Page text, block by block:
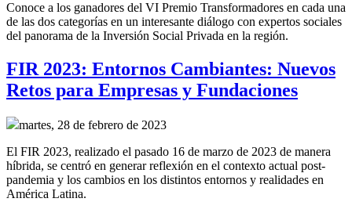
Conoce a los ganadores del VI Premio Transformadores en cada una
de las dos categorías en un interesante diálogo con expertos sociales
del panorama de la Inversión Social Privada en la región.
FIR 2023: Entornos Cambiantes: Nuevos
Retos para Empresas y Fundaciones
martes, 28 de febrero de 2023
El FIR 2023, realizado el pasado 16 de marzo de 2023 de manera
híbrida, se centró en generar reflexión en el contexto actual post-
pandemia y los cambios en los distintos entornos y realidades en
América Latina.